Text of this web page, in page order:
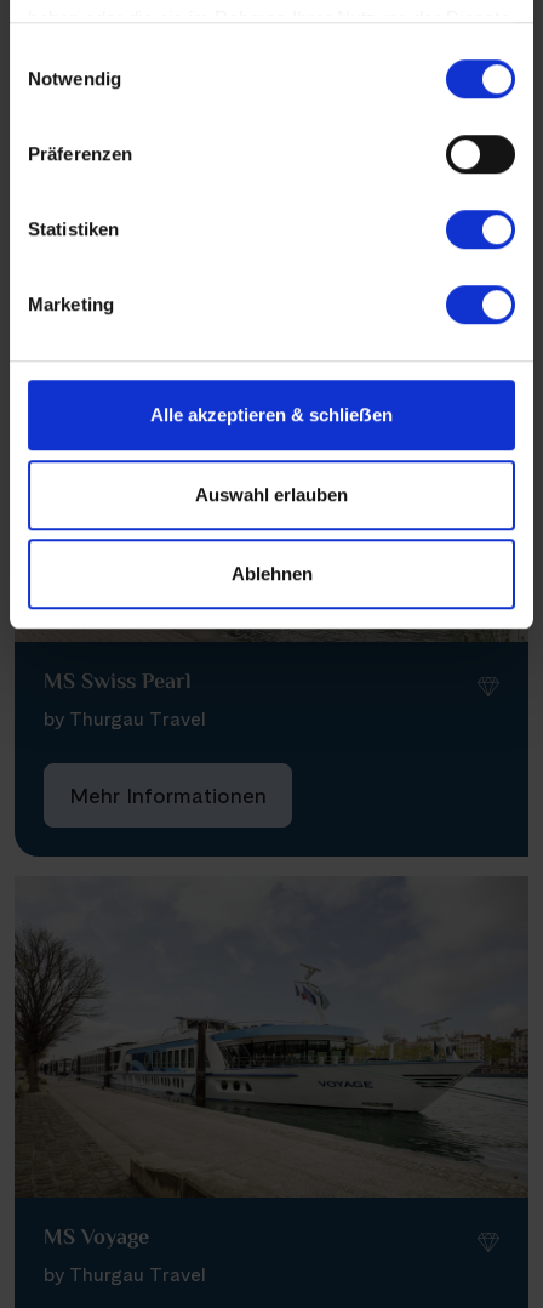
haben oder die sie im Rahmen Ihrer Nutzung der Dienste
Notwendig
Präferenzen
Statistiken
Marketing
Alle akzeptieren & schlieẞen
Auswahl erlauben
Ablehnen
by Thurgau Travel
Mehr Informationen
MS Swiss Pearl
by Thurgau Travel
Mehr Informationen
MS Voyage
by Thurgau Travel